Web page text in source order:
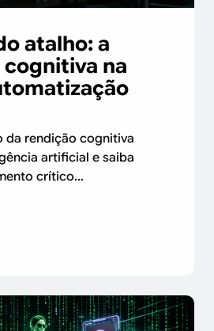
atalho: a
na
da rendição cognitiva
artificial e saiba
crítico...